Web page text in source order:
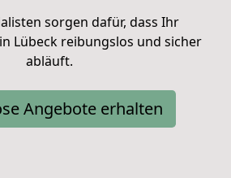
sorgen dafür, dass Ihr
Lübeck reibungslos und sicher
abläuft.
Angebote erhalten